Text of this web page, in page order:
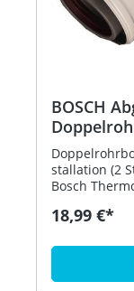
BOSCH
stallation (2
Bosch
01.07.2020
18,99 €*